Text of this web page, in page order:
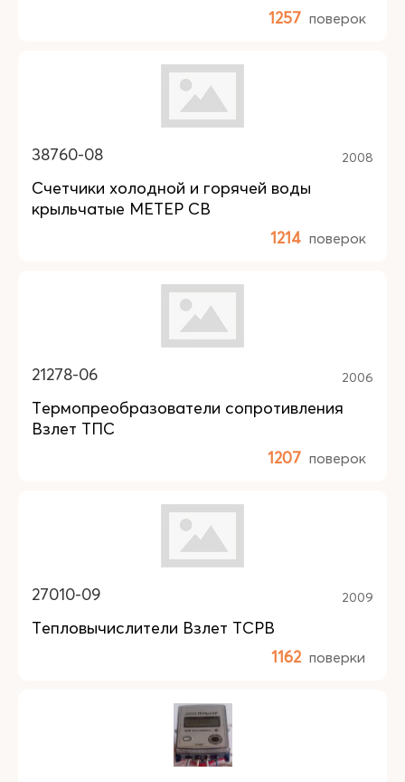
1257 поверок
38760-08 2008
Счетчики холодной и горячей воды
крыльчатые МЕТЕР СВ
1214 поверок
21278-06 2006
Термопреобразователи сопротивления
Взлет ТПС
1207 поверок
27010-09 2009
Тепловычислители Взлет ТСРВ
1162 поверки